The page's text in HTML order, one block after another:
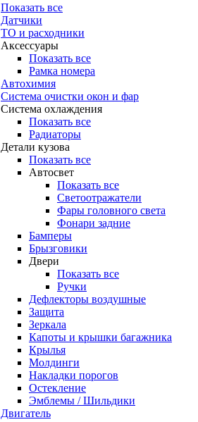
Показать все
Датчики
ТО и расходники
Аксессуары
Показать все
Рамка номера
Автохимия
Система очистки окон и фар
Система охлаждения
Показать все
Радиаторы
Детали кузова
Показать все
Автосвет
Показать все
Светоотражатели
Фары головного света
Фонари задние
Бамперы
Брызговики
Двери
Показать все
Ручки
Дефлекторы воздушные
Защита
Зеркала
Капоты и крышки багажника
Крылья
Молдинги
Накладки порогов
Остекление
Эмблемы / Шильдики
Двигатель